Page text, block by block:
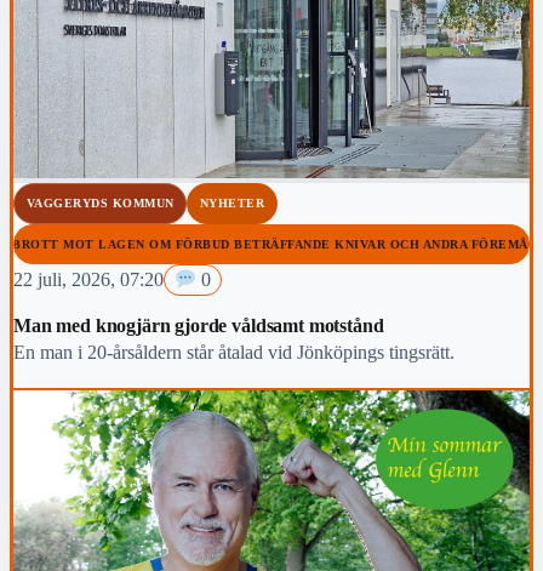
VAGGERYDS KOMMUN NYHETER
#BROTT MOT LAGEN OM FÖRBUD BETRÄFFANDE KNIVAR OCH ANDRA FÖREMÅL
22 juli, 2026, 07:20 0
Man med knogjärn gjorde våldsamt motstånd
En man i 20-årsåldern står åtalad vid Jönköpings tingsrätt.